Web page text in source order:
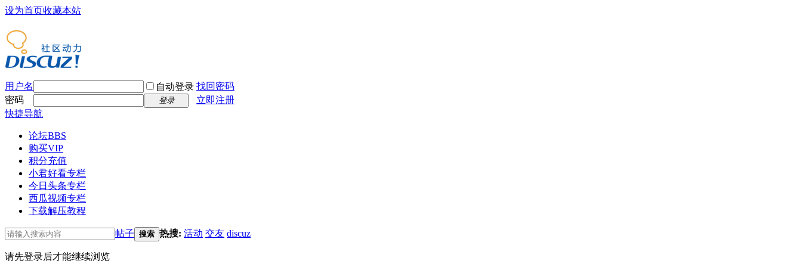
设为首页收藏本站
用户名 自动登录 找回密码
密码
登录
立即注册
快捷导航
论坛BBS
购买VIP
积分充值
小君好看专栏
今日头条专栏
西瓜视频专栏
下载解压教程
帖子 搜索 热搜: 活动 交友 discuz
请先登录后才能继续浏览